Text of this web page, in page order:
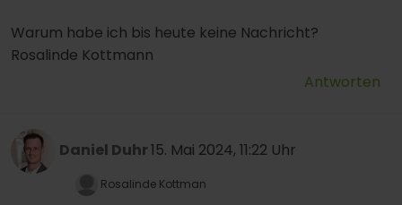
Warum habe ich bis heute keine Nachricht?
Rosalinde Kottmann
Antworten
Daniel Duhr15. Mai 2024, 11:22 Uhr
Rosalinde Kottman